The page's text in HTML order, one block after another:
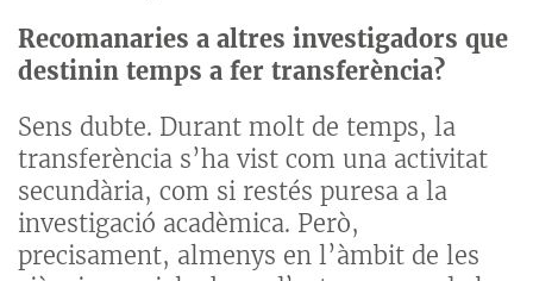
Recomanaries a altres investigadors que
destinin temps a fer transferència?
Sens dubte. Durant molt de temps, la
transferència s’ha vist com una activitat
secundària, com si restés puresa a la
investigació acadèmica. Però,
precisament, almenys en l’àmbit de les